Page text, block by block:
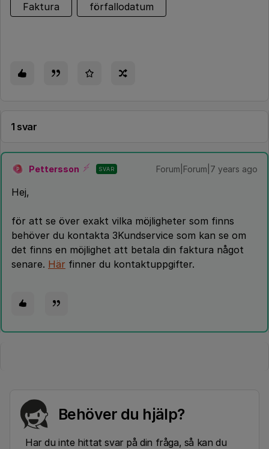
Faktura förfallodatum
1 svar
P Pettersson SVAR Forum|Forum|7 years ago
Hej,
för att se över exakt vilka möjligheter som finns
behöver du kontakta 3Kundservice som kan se om
det finns en möjlighet att betala din faktura något
senare. Här finner du kontaktuppgifter.
Behöver du hjälp?
Har du inte hittat svar på din fråga, så kan du